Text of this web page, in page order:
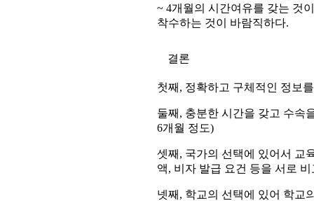
~ 4개월의 시간여유를 갖는 것
착수하는 것이 바람직하다.
결론
첫째, 정확하고 구체적인 정보
둘째, 충분한 시간을 갖고 수속
6개월 정도)
셋째, 국가의 선택에 있어서 교
액, 비자 발급 요건 등을 서로
넷째, 학교의 선택에 있어 학교